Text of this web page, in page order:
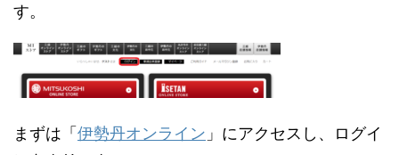
す。
まずは「伊勢丹オンライン 」にアクセスし、ログイ